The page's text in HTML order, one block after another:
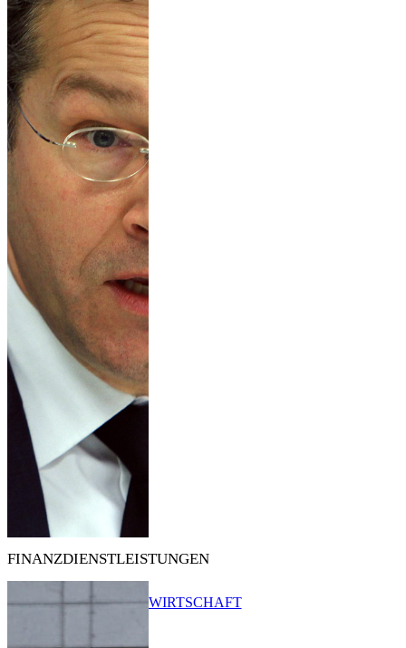
FINANZDIENSTLEISTUNGEN
WIRTSCHAFT